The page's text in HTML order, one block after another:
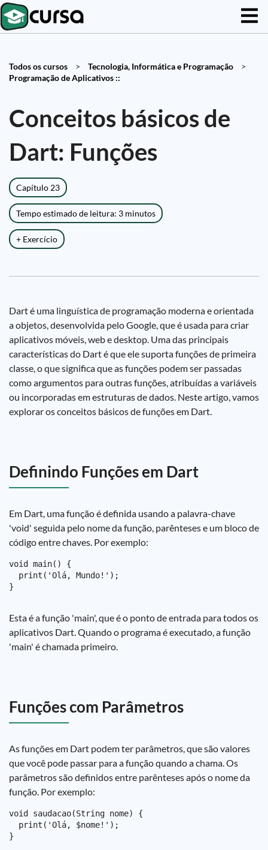
Todos os cursos > Tecnologia, Informática e Programação
>
Programação de Aplicativos ::
Conceitos básicos de
Dart: Funções
Capítulo 23
Tempo estimado de leitura: 3 minutos
+ Exercício
Dart é uma linguística de programação moderna e orientada
a objetos, desenvolvida pelo Google, que é usada para criar
aplicativos móveis, web e desktop. Uma das principais
características do Dart é que ele suporta funções de primeira
classe, o que significa que as funções podem ser passadas
como argumentos para outras funções, atribuídas a variáveis
ou incorporadas em estruturas de dados. Neste artigo, vamos
explorar os conceitos básicos de funções em Dart.
Definindo Funções em Dart
Em Dart, uma função é definida usando a palavra-chave
'void' seguida pelo nome da função, parênteses e um bloco de
código entre chaves. Por exemplo:
void main() {
  print('Olá, Mundo!');
Esta é a função 'main', que é o ponto de entrada para todos os
aplicativos Dart. Quando o programa é executado, a função
'main' é chamada primeiro.
Funções com Parâmetros
As funções em Dart podem ter parâmetros, que são valores
que você pode passar para a função quando a chama. Os
parâmetros são definidos entre parênteses após o nome da
função. Por exemplo:
void saudacao(String nome) {
  print('Olá, $nome!');